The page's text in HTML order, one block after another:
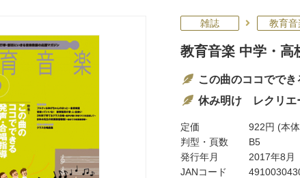
雑誌 教育
教育音楽 中学・
この曲のココでで
休み明け レクリエ
定価 922円 (本
判型・頁数
B5
発行年月
2017年8月
JANコード